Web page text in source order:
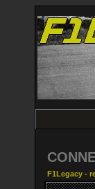
F1Legacy -